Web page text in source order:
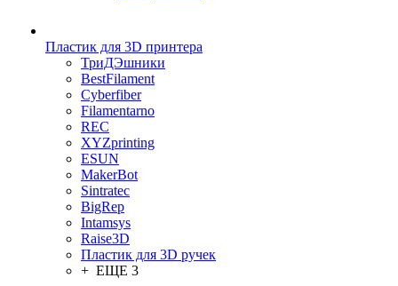
Пластик для 3D принтера
ТриДЭшники
BestFilament
Cyberfiber
Filamentarno
REC
XYZprinting
ESUN
MakerBot
Sintratec
BigRep
Intamsys
Raise3D
Пластик для 3D ручек
+ ЕЩЕ 3